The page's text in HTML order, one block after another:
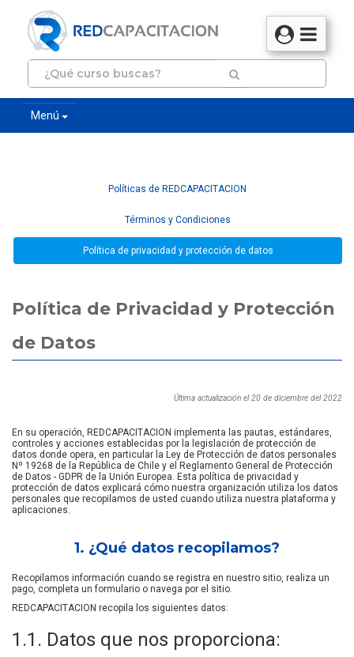
Menú
Políticas de REDCAPACITACION
Términos y Condiciones
Política de privacidad y protección de datos
Política de Privacidad y Protección
de Datos
Última actualización el 20 de diciembre del 2022
En su operación, REDCAPACITACION implementa las pautas, estándares,
controles y acciones establecidas por la legislación de protección de
datos donde opera, en particular la Ley de Protección de datos personales
Nº 19268 de la República de Chile y el Reglamento General de Protección
de Datos - GDPR de la Unión Europea. Esta política de privacidad y
protección de datos explicará cómo nuestra organización utiliza los datos
personales que recopilamos de usted cuando utiliza nuestra plataforma y
aplicaciones.
1. ¿Qué datos recopilamos?
Recopilamos información cuando se registra en nuestro sitio, realiza un
pago, completa un formulario o navega por el sitio.
REDCAPACITACION recopila los siguientes datos:
1.1. Datos que nos proporciona: